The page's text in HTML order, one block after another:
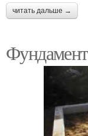
читать дальше →